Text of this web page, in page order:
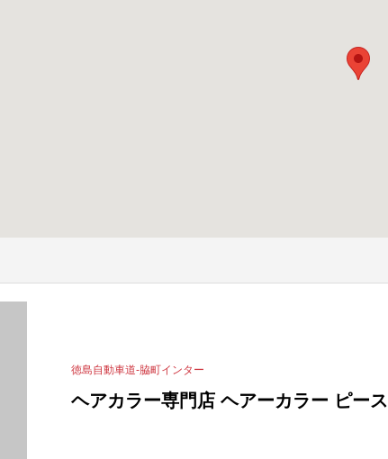
徳島自動車道-脇町インター
ヘアカラー専門店 ヘアーカラー ピース